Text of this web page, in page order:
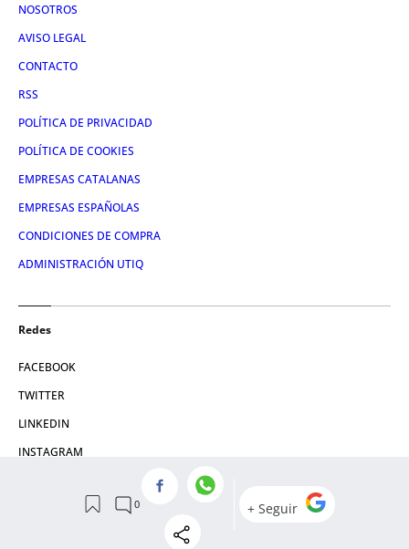
NOSOTROS
AVISO LEGAL
CONTACTO
RSS
POLÍTICA DE PRIVACIDAD
POLÍTICA DE COOKIES
EMPRESAS CATALANAS
EMPRESAS ESPAÑOLAS
CONDICIONES DE COMPRA
ADMINISTRACIÓN UTIQ
Redes
FACEBOOK
TWITTER
LINKEDIN
INSTAGRAM
© 2026 Crónica Global Media, SL